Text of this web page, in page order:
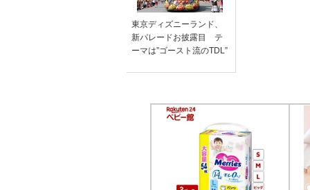
東京ディズニーランド、
新パレードお披露目 テ
ーマは”ゴースト流のTDL”